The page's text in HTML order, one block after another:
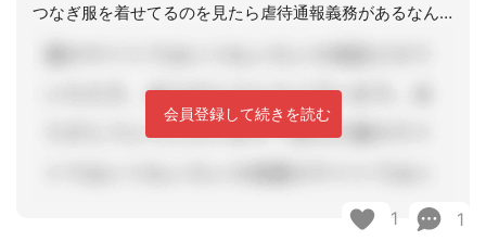
つなぎ服を着せてるのを見たら虐待通報義務があるなんて聞いたことがありません。
会員登録して続きを読む
1 1